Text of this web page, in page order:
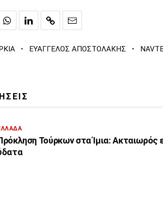
· ΕΥΑΓΓΕΛΟΣ ΑΠΟΣΤΟΛΑΚΗΣ ·
Τούρκων στα Ίμια: Ακταιωρός